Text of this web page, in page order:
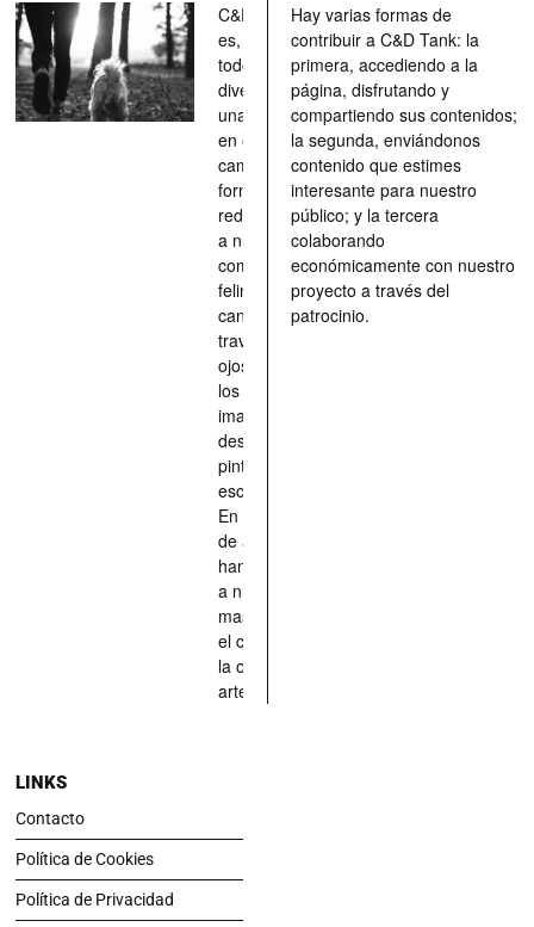
C&D Tank
es, ante
todo, un
divertimento,
una parada
en el
camino, una
forma de
redescubrir
a nuestros
compañeros
felinos y
caninos a
través de los
ojos quienes
los han
imaginado,
descrito,
pintado,
esculpido...
En definitiva,
de aquellos
han situado
a nuestras
mascotas en
el centro de
la obra de
arte.
Hay varias formas de
contribuir a C&D Tank: la
primera, accediendo a la
página, disfrutando y
compartiendo sus contenidos;
la segunda, enviándonos
contenido que estimes
interesante para nuestro
público; y la tercera
colaborando
económicamente con nuestro
proyecto a través del
patrocinio.
LINKS
Contacto
Política de Cookies
Política de Privacidad